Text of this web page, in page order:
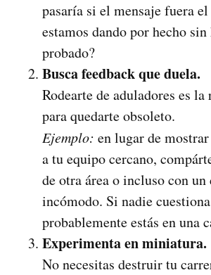
pasaría si el mensaje fuera
estamos dando por hecho
probado?
Busca feedback que duela.
Rodearte de aduladores es la
para quedarte obsoleto.
Ejemplo: en lugar de
a tu equipo cercano,
de otra área o incluso con
incómodo. Si nadie
probablemente estás en una
Experimenta en miniatura.
No necesitas destruir tu